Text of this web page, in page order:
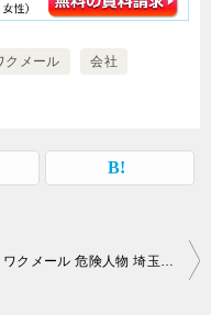
クメール 会社
ワクワクメール 危険人物 埼玉｜年齢認証で年を水増しして出会い系サイト（ワクワクメールなど）を駆使するのはおすすめできません…。